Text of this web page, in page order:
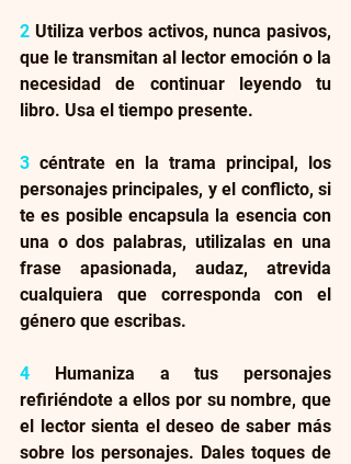
2 Utiliza verbos activos, nunca pasivos,
que le transmitan al lector emoción o la
necesidad de continuar leyendo tu
libro. Usa el tiempo presente.
3 céntrate en la trama principal, los
personajes principales, y el conflicto, si
te es posible encapsula la esencia con
una o dos palabras, utilizalas en una
frase apasionada, audaz, atrevida
cualquiera que corresponda con el
género que escribas.
4 Humaniza a tus personajes
refiriéndote a ellos por su nombre, que
el lector sienta el deseo de saber más
sobre los personajes. Dales toques de